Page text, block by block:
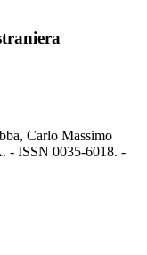
Carlo Massimo
ISSN 0035-6018. -